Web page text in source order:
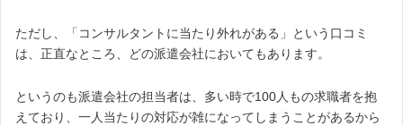
ただし、「コンサルタントに当たり外れがある」という口コミ
は、正直なところ、どの派遣会社においてもあります。
というのも派遣会社の担当者は、多い時で100人もの求職者を抱
えており、一人当たりの対応が雑になってしまうことがあるから